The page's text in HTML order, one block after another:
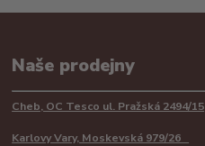
Naše prodejny
Cheb, OC Tesco ul. Pražská 2494/15
Karlovy Vary, Moskevská 979/26